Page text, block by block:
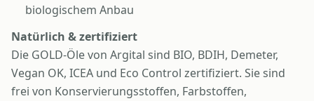
biologischem Anbau
Natürlich & zertifiziert
Die GOLD-Öle von Argital sind BIO, BDIH, Demeter,
Vegan OK, ICEA und Eco Control zertifiziert. Sie sind
frei von Konservierungsstoffen, Farbstoffen,